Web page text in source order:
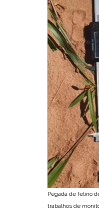
Pegada de felino
trabalhos de